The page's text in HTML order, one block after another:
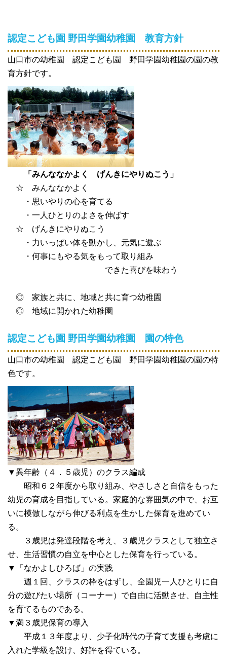
認定こども園 野田学園幼稚園 教育方針
山口市の幼稚園 認定こども園 野田学園幼稚園の園の教
育方針です。
「みんななかよく げんきにやりぬこう」
☆ みんななかよく
・思いやりの心を育てる
・一人ひとりのよさを伸ばす
☆ げんきにやりぬこう
・力いっぱい体を動かし、元気に遊ぶ
・何事にもやる気をもって取り組み
できた喜びを味わう
◎ 家族と共に、地域と共に育つ幼稚園
◎ 地域に開かれた幼稚園
認定こども園 野田学園幼稚園 園の特色
山口市の幼稚園 認定こども園 野田学園幼稚園の園の特
色です。
▼異年齢（４．５歳児）のクラス編成
昭和６２年度から取り組み、やさしさと自信をもった
幼児の育成を目指している。家庭的な雰囲気の中で、お互
いに模倣しながら伸びる利点を生かした保育を進めてい
る。
３歳児は発達段階を考え、３歳児クラスとして独立さ
せ、生活習慣の自立を中心とした保育を行っている。
▼「なかよしひろば」の実践
週１回、クラスの枠をはずし、全園児一人ひとりに自
分の遊びたい場所（コーナー）で自由に活動させ、自主性
を育てるものである。
▼満３歳児保育の導入
平成１３年度より、少子化時代の子育て支援も考慮に
入れた学級を設け、好評を得ている。